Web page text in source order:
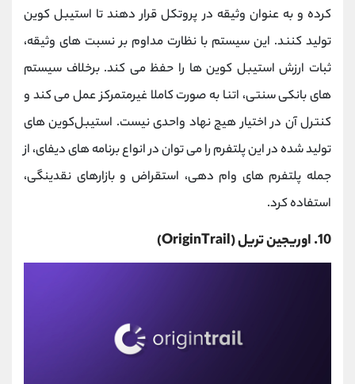
کرده و به ‌عنوان وثیقه در پروتکل قرار دهند تا استیبل ‌کوین
تولید کنند. این سیستم با نظارت مداوم بر نسبت ‌های وثیقه،
ثبات ارزش استیبل‌ کوین‌ ها را حفظ می کند. برخلاف سیستم
‌های بانکی سنتی، اتنا به‌ صورت کاملا غیرمتمرکز عمل می ‌کند و
کنترل آن در اختیار هیچ نهاد واحدی نیست. استیبل‌کوین ‌های
تولید شده در این پلتفرم را می ‌توان در انواع برنامه ‌های دیفای، از
جمله پلتفرم‌ های وام‌ دهی، استقراض و بازارهای نقدینگی،
استفاده کرد.
10. اوریجین تریل (OriginTrail)